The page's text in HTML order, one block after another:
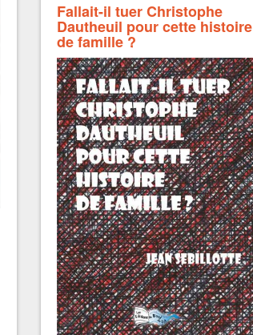
Fallait-il tuer Christophe
Dautheuil pour cette histoire
de famille ?